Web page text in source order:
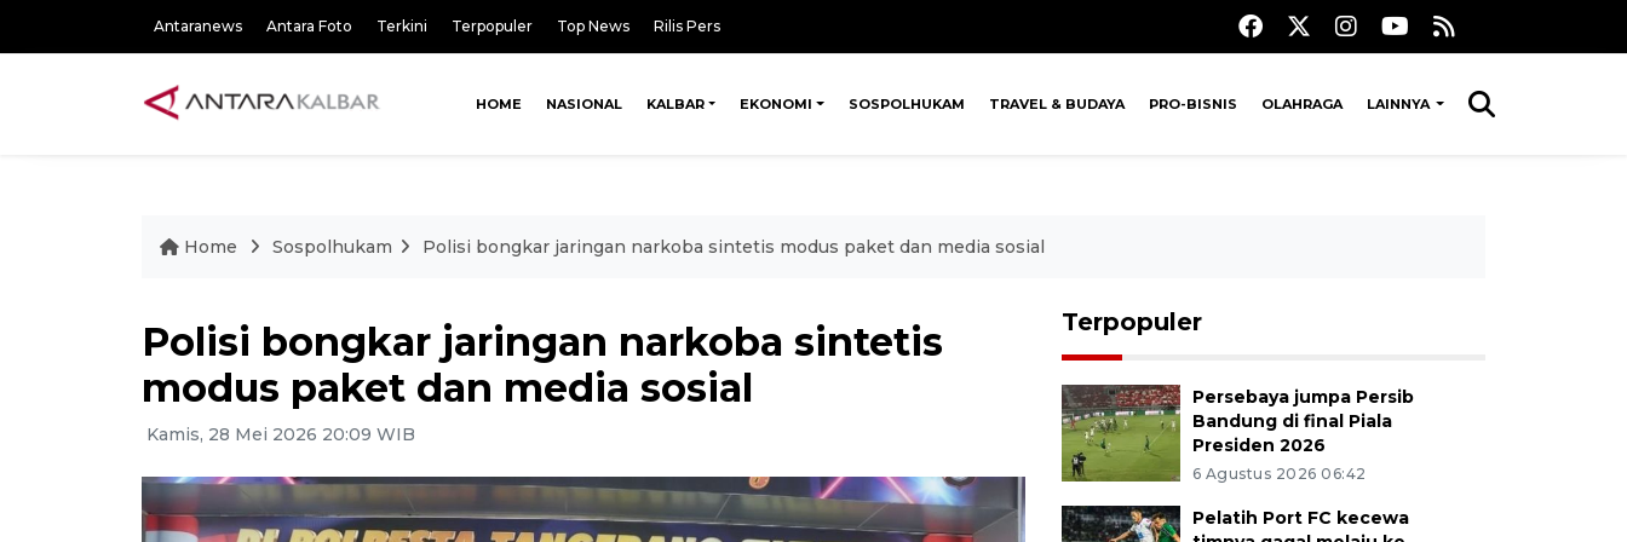
Antaranews Antara Foto Terkini Terpopuler Top News Rilis Pers
HOME NASIONAL KALBAR EKONOMI SOSPOLHUKAM TRAVEL & BUDAYA PRO-BISNIS OLAHRAGA LAINNYA
Home Sospolhukam Polisi bongkar jaringan narkoba sintetis modus paket dan media sosial
Polisi bongkar jaringan narkoba sintetis
modus paket dan media sosial
Kamis, 28 Mei 2026 20:09 WIB
Terpopuler
Persebaya jumpa Persib
Bandung di final Piala
Presiden 2026
6 Agustus 2026 06:42
Pelatih Port FC kecewa